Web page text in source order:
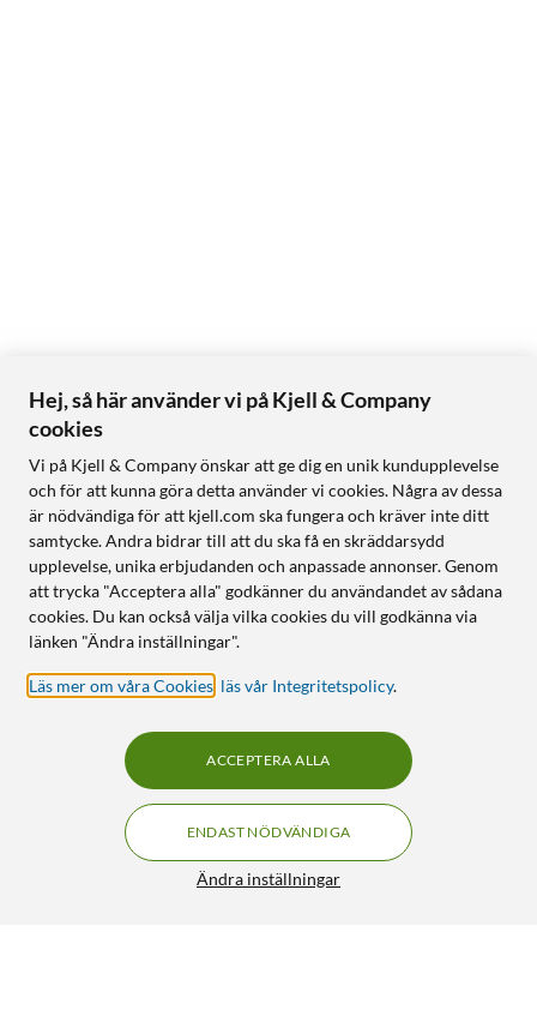
Hej, så här använder vi på Kjell & Company
cookies
Vi på Kjell & Company önskar att ge dig en unik kundupplevelse
och för att kunna göra detta använder vi cookies. Några av dessa
är nödvändiga för att kjell.com ska fungera och kräver inte ditt
samtycke. Andra bidrar till att du ska få en skräddarsydd
upplevelse, unika erbjudanden och anpassade annonser. Genom
att trycka "Acceptera alla" godkänner du användandet av sådana
cookies. Du kan också välja vilka cookies du vill godkänna via
länken "Ändra inställningar".
Läs mer om våra Cookies läs vår Integritetspolicy.
Ändra inställningar
ENDAST NÖDVÄNDIGA
ACCEPTERA ALLA